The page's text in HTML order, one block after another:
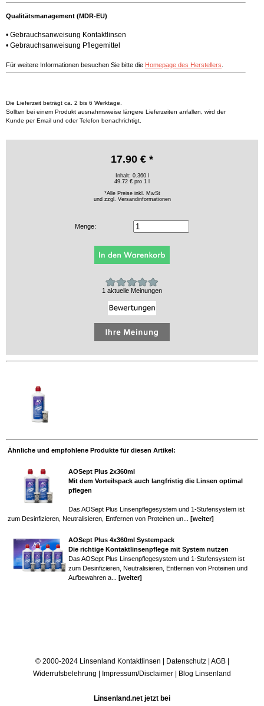
Qualitätsmanagement (MDR-EU)
• Gebrauchsanweisung Kontaktlinsen
• Gebrauchsanweisung Pflegemittel
Für weitere Informationen besuchen Sie bitte die Homepage des Herstellers
Die Lieferzeit beträgt ca. 2 bis 6 Werktage.
Sollten bei einem Produkt ausnahmsweise längere Lieferzeiten anfallen, wird der
Kunde per Email und oder Telefon benachrichtigt.
17.90 € *
Inhalt: 0.360 l
49.72 € pro 1 l
*Alle Preise inkl. MwSt
und zzgl. Versandinformationen
Menge:
1 aktuelle Meinungen
Ähnliche und empfohlene Produkte für diesen Artikel:
AOSept Plus 2x360ml
Mit dem Vorteilspack auch langfristig die Linsen optimal
pflegen
Das AOSept Plus Linsenpflegesystem und 1-Stufensystem ist
zum Desinfizieren, Neutralisieren, Entfernen von Proteinen un... [weiter]
AOSept Plus 4x360ml Systempack
Die richtige Kontaktlinsenpflege mit System nutzen
Das AOSept Plus Linsenpflegesystem und 1-Stufensystem ist
zum Desinfizieren, Neutralisieren, Entfernen von Proteinen und
Aufbewahren a... [weiter]
© 2000-2024 Linsenland Kontaktlinsen | Datenschutz| AGB|
Widerrufsbelehrung | Impressum/Disclaimer | Blog Linsenland
Linsenland.net jetzt bei